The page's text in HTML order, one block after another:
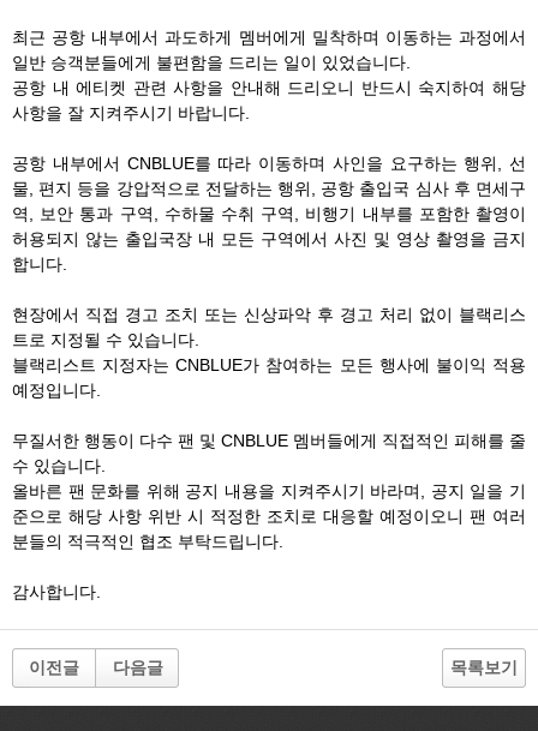
최근 공항 내부에서 과도하게 멤버에게 밀착하며 이동하는 과정에서
일반 승객분들에게 불편함을 드리는 일이 있었습니다.
공항 내 에티켓 관련 사항을 안내해 드리오니 반드시 숙지하여 해당
사항을 잘 지켜주시기 바랍니다.
공항 내부에서 CNBLUE를 따라 이동하며 사인을 요구하는 행위, 선
물, 편지 등을 강압적으로 전달하는 행위, 공항 출입국 심사 후 면세구
역, 보안 통과 구역, 수하물 수취 구역, 비행기 내부를 포함한 촬영이
허용되지 않는 출입국장 내 모든 구역에서 사진 및 영상 촬영을 금지
합니다.
현장에서 직접 경고 조치 또는 신상파악 후 경고 처리 없이 블랙리스
트로 지정될 수 있습니다.
블랙리스트 지정자는 CNBLUE가 참여하는 모든 행사에 불이익 적용
예정입니다.
무질서한 행동이 다수 팬 및 CNBLUE 멤버들에게 직접적인 피해를 줄
수 있습니다.
올바른 팬 문화를 위해 공지 내용을 지켜주시기 바라며, 공지 일을 기
준으로 해당 사항 위반 시 적정한 조치로 대응할 예정이오니 팬 여러
분들의 적극적인 협조 부탁드립니다.
감사합니다.
이전글 다음글 목록보기